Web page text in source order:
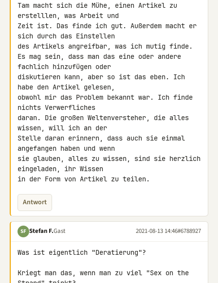
Tam macht sich die Mühe, einen Artikel zu
erstelllen, was Arbeit und
Zeit ist. Das finde ich gut. Außerdem macht er
sich durch das Einstellen
des Artikels angreifbar, was ich mutig finde.
Es mag sein, dass man das eine oder andere
fachlich hinzufügen oder
diskutieren kann, aber so ist das eben. Ich
habe den Artikel gelesen,
obwohl mir das Problem bekannt war. Ich finde
nichts Verwerfliches
daran. Die großen Weltenversteher, die alles
wissen, will ich an der
Stelle daran erinnern, dass auch sie einmal
angefangen haben und wenn
sie glauben, alles zu wissen, sind sie herzlich
eingeladen, ihr Wissen
in der Form von Artikel zu teilen.
Antwort
SF Stefan F.Gast 2021-08-13 14:46#6788927
Was ist eigentlich "Deratierung"?
Kriegt man das, wenn man zu viel "Sex on the